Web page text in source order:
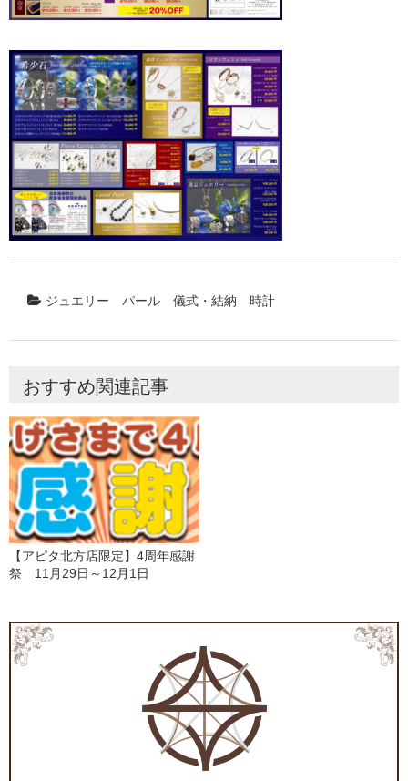
ジュエリー パール 儀式・結納 時計
おすすめ関連記事
【アピタ北方店限定】4周年感謝
祭 11月29日～12月1日